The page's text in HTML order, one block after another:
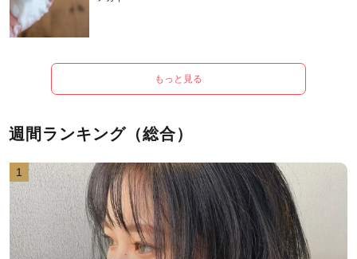
もっと見る
週間ランキング（総合）
1